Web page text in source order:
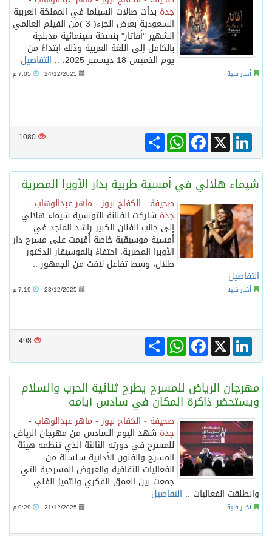
جدة بدأت صالات السينما في المملكة العربية
السعودية بعرض الجزء( 3 )من الفيلم العالمي
الشهير "أفاتار" بنسخة سينمائية مدبلجة
بالكامل إلى اللغة العربية وذلك ابتداءً من
يوم الخميس 18 ديسمبر 2025، .. التفاصيل
أخبار فنية 24/12/2025
1080 Share
WhatsAppFacebook X
LinkedIn
شيماء هلالي في أمسية طربية بدار الأوبرا المصرية
صحيفة - الكفاح نيوز - ماهر عبدالوهاب -
جدة شاركت الفنانة التونسية شيماء هلالي
إلى جانب الفنان الكبير راشد الماجد في
أمسية موسيقية خاصة أُقيمت على مسرح دار
الأوبرا المصرية، احتفاءً بالموسيقار الدكتور
طلال، وسط تفاعل لافت من الجمهور ..
التفاصيل
أخبار فنية 23/12/2025
498 Share
WhatsAppFacebook X
LinkedIn
مهرجان الرياض للمسرح يطرح ثنائية الحرب والسلام
ويستحضر ذاكرة المكان في سادس أيامه
صحيفة - الكفاح نيوز - ماهر عبدالوهاب -
جدة شهد اليوم السادس من مهرجان الرياض
للمسرح في دورته الثالثة الذي تنظمه هيئة
المسرح والفنون الأدائية سلسلة من
الفعاليات الثقافية والعروض المسرحية التي
جمعت بين العمق الفكري والتميز الفني.
وانطلقت الفعاليات .. التفاصيل
أخبار فنية 21/12/2025